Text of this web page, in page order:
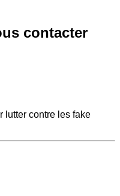
contacter
lutter contre les fake